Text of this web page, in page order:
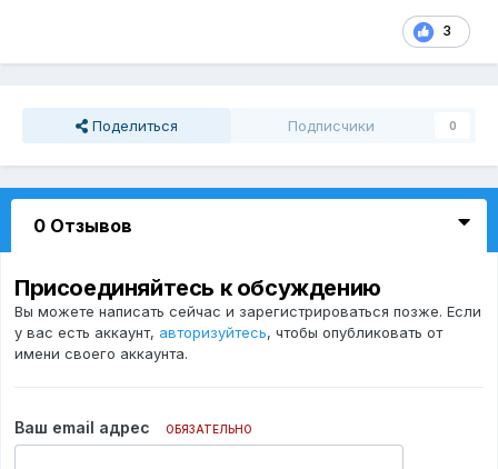
3
Поделиться Подписчики 0
0 Отзывов
Присоединяйтесь к обсуждению
Вы можете написать сейчас и зарегистрироваться позже. Если
у вас есть аккаунт, авторизуйтесь, чтобы опубликовать от
имени своего аккаунта.
Ваш email адрес ОБЯЗАТЕЛЬНО